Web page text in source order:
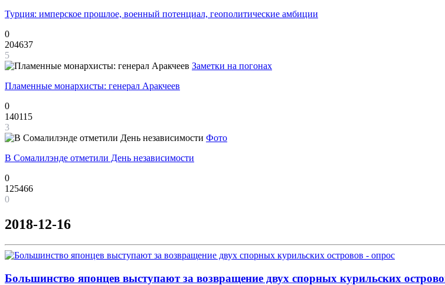
Турция: имперское прошлое, военный потенциал, геополитические амбиции
0
204637
5
Заметки на погонах
Пламенные монархисты: генерал Аракчеев
0
140115
3
Фото
В Сомалилэнде отметили День независимости
0
125466
0
2018-12-16
Большинство японцев выступают за возвращение двух спорных курильских